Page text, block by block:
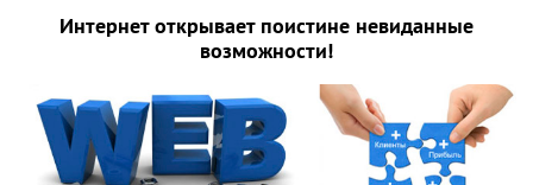
Интернет открывает поистине невиданные
возможности!